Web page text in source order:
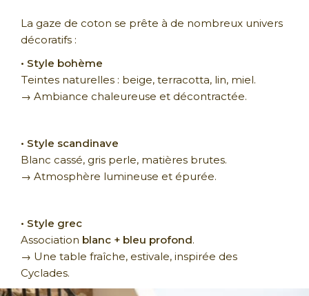
La gaze de coton se prête à de nombreux univers
décoratifs :
• Style bohème
Teintes naturelles : beige, terracotta, lin, miel.
→ Ambiance chaleureuse et décontractée.
• Style scandinave
Blanc cassé, gris perle, matières brutes.
→ Atmosphère lumineuse et épurée.
• Style grec
Association blanc + bleu profond.
→ Une table fraîche, estivale, inspirée des
Cyclades.